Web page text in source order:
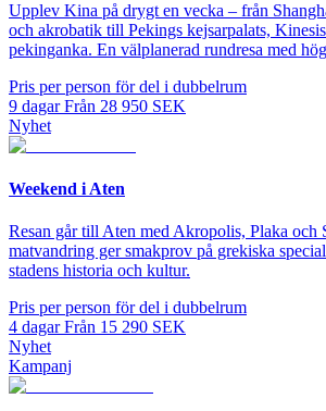
Upplev Kina på drygt en vecka – från
och akrobatik till Pekings kejsarpalats,
pekinganka. En välplanerad rundresa med
Pris per person för del i dubbelrum
9 dagar Från 28 950 SEK
Nyhet
Weekend i Aten
Resan går till Aten med Akropolis, Plaka och
matvandring ger smakprov på grekiska
stadens historia och kultur.
Pris per person för del i dubbelrum
4 dagar Från 15 290 SEK
Nyhet
Kampanj